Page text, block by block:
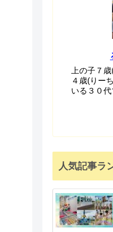
上の子７
４歳(りー
いる３０
人気記事ラ